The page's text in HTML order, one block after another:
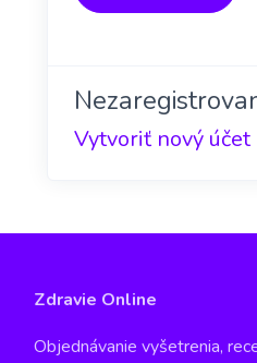
Vytvoriť nový účet
Zdravie Online
Objednávanie vyšetrenia,